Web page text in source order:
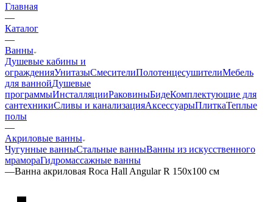
Главная
—
Каталог
—
Ванны
Душевые кабины и
огражденияУнитазыСмесителиПолотенцесушителиМебель
для ваннойДушевые
программыИнсталляцииРаковиныБидеКомплектующие для
сантехникиСливы и канализацияАксессуарыПлиткаТеплые
полы
—
Акриловые ванны
Чугунные ванныСтальные ванныВанны из искусственного
мрамораГидромассажные ванны
—Ванна акриловая Roca Hall Angular R 150x100 см